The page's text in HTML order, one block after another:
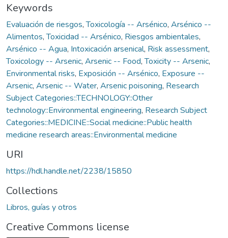
Keywords
Evaluación de riesgos,Toxicología -- Arsénico, Arsénico --
Alimentos,Toxicidad -- Arsénico, Riesgos ambientales,
Arsénico -- Agua, Intoxicación arsenical, Risk assessment,
Toxicology -- Arsenic, Arsenic -- Food,Toxicity -- Arsenic,
Environmental risks, Exposición -- Arsénico, Exposure --
Arsenic, Arsenic -- Water, Arsenic poisoning, Research
Subject Categories::TECHNOLOGY::Other
technology::Environmental engineering, Research Subject
Categories::MEDICINE::Social medicine::Public health
medicine research areas::Environmental medicine
URI
https://hdl.handle.net/2238/15850
Collections
Libros, guías y otros
Creative Commons license